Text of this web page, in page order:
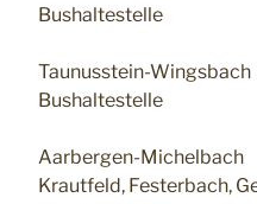
Bushaltestelle
Taunusstein-Wingsbach
Bushaltestelle
Aarbergen-Michelbach
Krautfeld, Festerbach,